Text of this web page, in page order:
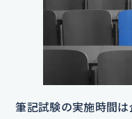
筆記試験の実施時間